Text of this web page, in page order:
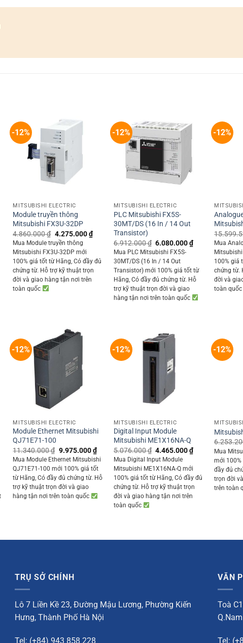
₫.
-12%
MITSUBISHI ELECTRIC
Module truyền thông
Mitsubishi FX3U-32DP
4.860.000₫ Original
price
was:
4.860.000 ₫.
4.275.000₫Current
price
4.275.000 ₫.
Mua Module truyền thông
Mitsubishi FX3U-32DP mới
100% giá tốt từ Hãng, Có đầy đủ
chứng từ. Hỗ trợ kỹ thuật trọn
đời và giao hàng tận nơi trên
toàn quốc
-12%
MITSUBISHI ELECTRIC
PLC Mitsubishi FX5S-
30MT/DS (16 In / 14 Out
Transistor)
6.912.000₫ Original
price
was:
6.912.000 ₫.
6.080.000₫Current
price
6.080.000 ₫.
Mua PLC Mitsubishi FX5S-
30MT/DS (16 In / 14 Out
Transistor) mới 100% giá tốt từ
Hãng, Có đầy đủ chứng từ. Hỗ
trợ kỹ thuật trọn đời và giao
hàng tận nơi trên toàn quốc
-12%
Mua
Mitsubishi
100% giá
chứng từ.
đời và
toàn quốc
₫.
-12%
MITSUBISHI ELECTRIC
Module Ethernet Mitsubishi
QJ71E71-100
11.340.000₫ Original
price
was:
11.340.000 ₫.
9.975.000₫Current
price
is:
9.975.000 ₫.
Mua Module Ethernet Mitsubishi
QJ71E71-100 mới 100% giá tốt
từ Hãng, Có đầy đủ chứng từ. Hỗ
trợ kỹ thuật trọn đời và giao
hàng tận nơi trên toàn quốc
-12%
MITSUBISHI ELECTRIC
Digital Input Module
Mitsubishi ME1X16NA-Q
5.076.000₫ Original
price
was:
5.076.000 ₫.
4.465.000₫Current
price
4.465.000 ₫.
Mua Digital Input Module
Mitsubishi ME1X16NA-Q mới
100% giá tốt từ Hãng, Có đầy đủ
chứng từ. Hỗ trợ kỹ thuật trọn
đời và giao hàng tận nơi trên
toàn quốc
-12%
Mua
mới
đầy đủ
trọn đời
trên toàn
TRỤ SỞ CHÍNH
Lô 7 Liền Kề 23, Đường Mậu Lương, Phường Kiến
Hưng, Thành Phố Hà Nội
Tel: (+84) 943 858 228
VĂN
Toà
Tel: